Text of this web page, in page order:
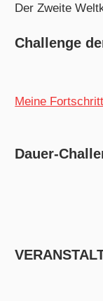
Der Zweite
Challenge
Meine
Dauer-